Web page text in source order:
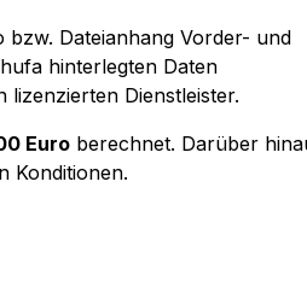
bzw. Dateianhang Vorder- und
hinterlegten Daten
Dienstleister.
Euro berechnet. Darüber
Konditionen.